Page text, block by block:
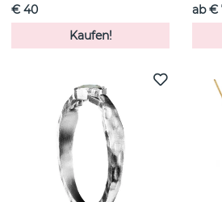
€ 40
Kaufen!
ab €